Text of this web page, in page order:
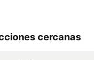
cercanas